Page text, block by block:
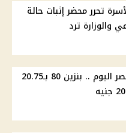
الأسرة تحرر محضر إثبات حالة
ترد
أسعار الوقود في مصر اليوم .. بنزين 80 بـ20.75